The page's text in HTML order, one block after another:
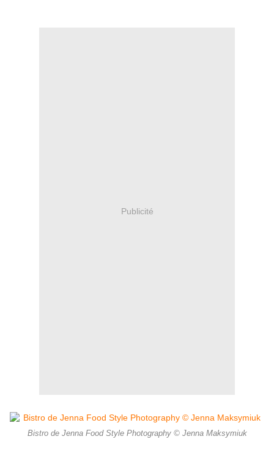
Publicité
Bistro de Jenna Food Style Photography © Jenna Maksymiuk